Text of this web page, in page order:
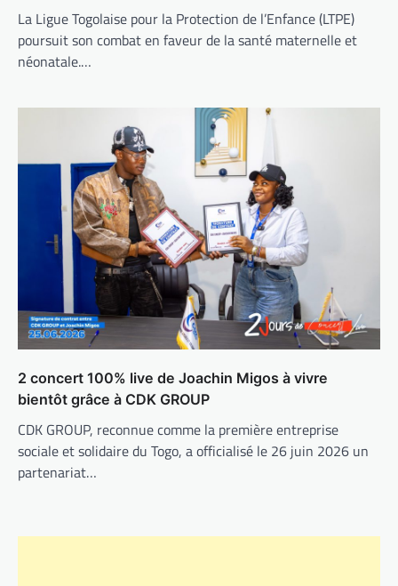
La Ligue Togolaise pour la Protection de l’Enfance (LTPE)
poursuit son combat en faveur de la santé maternelle et
néonatale.…
2 concert 100% live de Joachin Migos à vivre
bientôt grâce à CDK GROUP
CDK GROUP, reconnue comme la première entreprise
sociale et solidaire du Togo, a officialisé le 26 juin 2026 un
partenariat…